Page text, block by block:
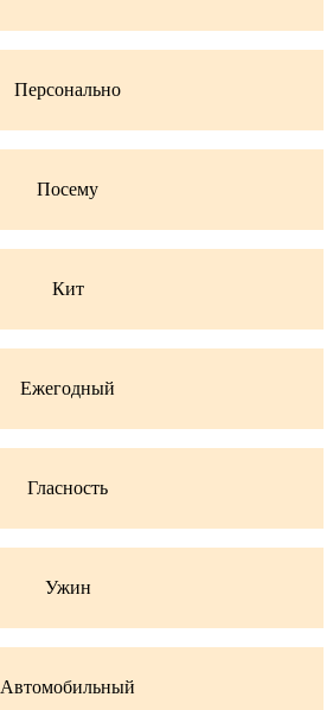
Персонально
Посему
Кит
Ежегодный
Гласность
Ужин
Автомобильный